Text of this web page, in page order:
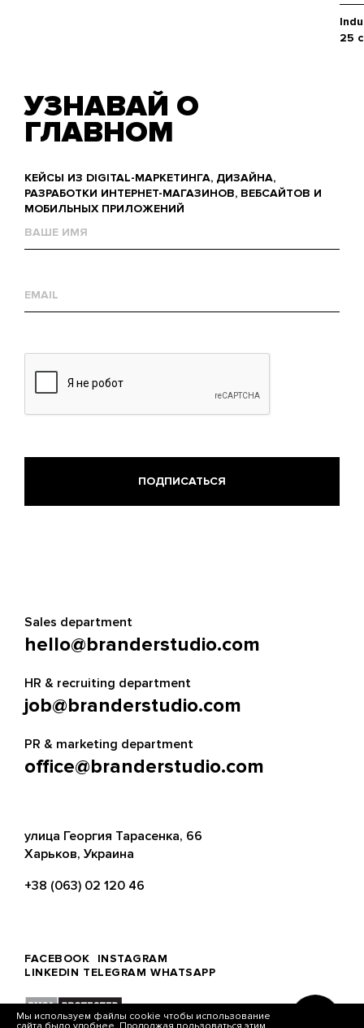
Мы используем файлы cookie чтобы использование
25
УЗНАВАЙ О
ГЛАВНОМ
КЕЙСЫ ИЗ DIGITAL-МАРКЕТИНГА, ДИЗАЙНА,
РАЗРАБОТКИ ИНТЕРНЕТ-МАГАЗИНОВ, ВЕБСАЙТОВ И
МОБИЛЬНЫХ ПРИЛОЖЕНИЙ
mail
Sales department
hello@branderstudio.com
HR & recruiting department
job@branderstudio.com
PR & marketing department
office@branderstudio.com
улица Георгия Тарасенка, 66
Харьков, Украина
+38 (063) 02 120 46
FACEBOOK
INSTAGRAM
LINKEDIN TELEGRAM WHATSAPP